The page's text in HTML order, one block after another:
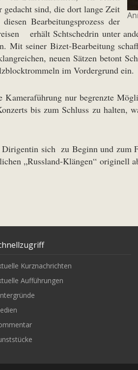
sind, die dort lange Zeit
Bearbeitungsprozess der
erhält Schtschedrin unter
seiner Bizet-Bearbeitung
neuen Sätzen betont
im Vordergrund ein.
nur begrenzte
bis zum Schluss zu halten,
sich zu Beginn und
„Russland-Klängen“
Kurznachrichten
Aufführungen